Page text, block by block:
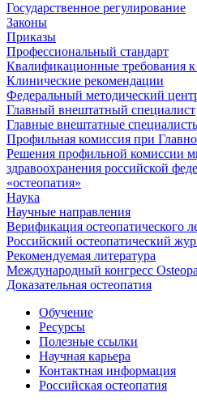
Государственное регулирование
Законы
Приказы
Профессиональный стандарт
Квалификационные требования к
Клинические рекомендации
Федеральный методический
Главный внештатный специалист
Главные внештатные
Профильная комиссия при
Решения профильной комиссии
здравоохранения российской
«остеопатия»
Наука
Научные направления
Верификация остеопатического
Российский остеопатический
Рекомендуемая литература
Международный конгресс
Доказательная остеопатия
Обучение
Ресурсы
Полезные ссылки
Научная карьера
Контактная информация
Российская остеопатия